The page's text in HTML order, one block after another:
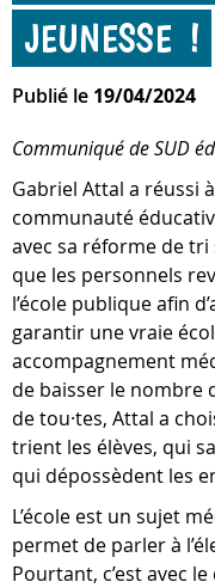
JEUNESSE !
Publié le 19/04/2024
Communiqué de SUD
Gabriel Attal a réussi
communauté
avec sa réforme de tri
que les personnels
l’école publique afin
garantir une vraie
accompagnement
de baisser le nombre
de tou·tes, Attal a
trient les élèves, qui
qui dépossèdent les
L’école est un sujet
permet de parler à
Pourtant, c’est avec